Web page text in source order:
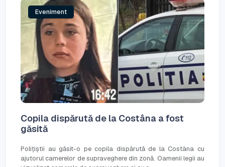
Eveniment
Copila dispărută de la Costâna a fost
găsită
Polițiștii au găsit-o pe copila dispărută de la Costâna cu
ajutorul camerelor de supraveghere din zonă. Oamenii legii au